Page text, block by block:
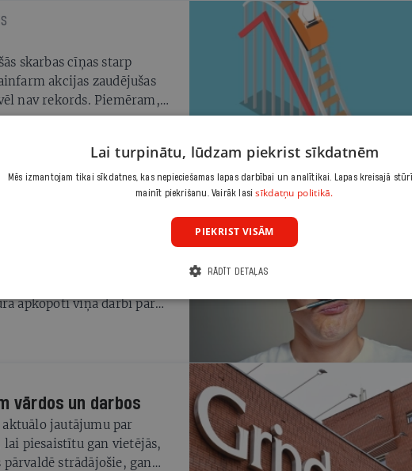
skarbas cīņas starp
akcijas zaudējušas
nav rekords. Piemēram,
akcijas gada laikā
Rīgas biržā kļuvušas tik
nav daudz jāpiepūlas,
Gatis Šļūka (39). Nupat
apkopoti viņa darbi par
vārdos un darbos
jautājumu par
lai piesaistītu gan vietējās,
strādājošie, gan
Lai turpinātu, lūdzam piekrist sīkdatnēm
Mēs izmantojam tikai sīkdatnes, kas nepieciešamas lapas darbībai un analītikai. Lapas kreisajā
mainīt piekrišanu. Vairāk lasisīkdatņu politikā.
PIEKRIST VISĀM
RĀDĪT DETAĻAS